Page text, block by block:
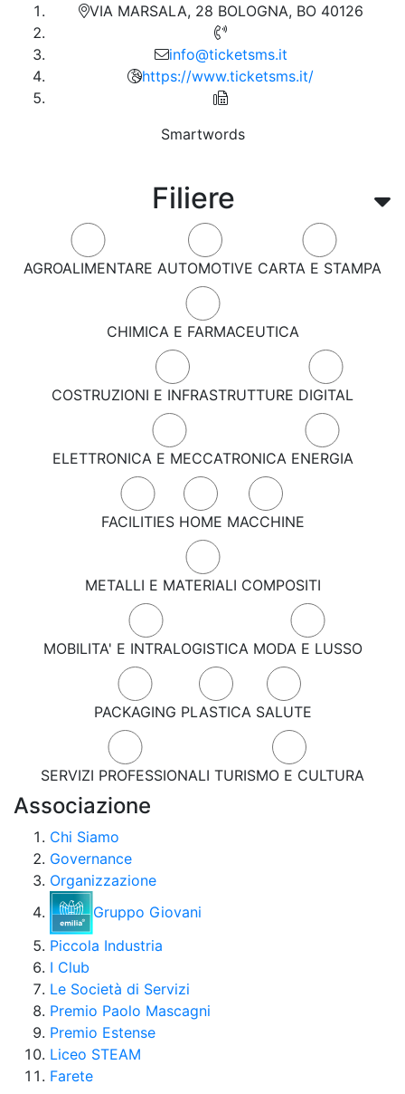
Filiere
AGROALIMENTARE AUTOMOTIVE CARTA E STAMPA
CHIMICA E FARMACEUTICA
COSTRUZIONI E INFRASTRUTTURE DIGITAL
ELETTRONICA E MECCATRONICA ENERGIA
FACILITIES HOME MACCHINE
METALLI E MATERIALI COMPOSITI
MOBILITA' E INTRALOGISTICA MODA E LUSSO
PACKAGING PLASTICA SALUTE
SERVIZI PROFESSIONALI TURISMO E CULTURA
VIA MARSALA, 28 BOLOGNA, BO 40126
info@ticketsms.it
https://www.ticketsms.it/
Smartwords
Associazione
Chi Siamo
Governance
Organizzazione
Gruppo Giovani
Piccola Industria
I Club
Le Società di Servizi
Premio Paolo Mascagni
Premio Estense
Liceo STEAM
Farete